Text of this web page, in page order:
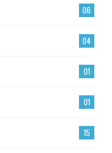
06
04
01
01
15